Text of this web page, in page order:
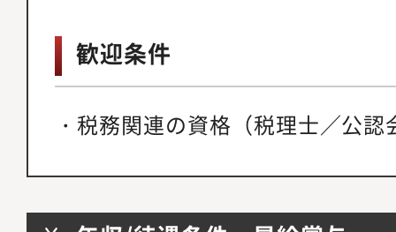
歓迎条件
・税務関連の資格（税理士／公認